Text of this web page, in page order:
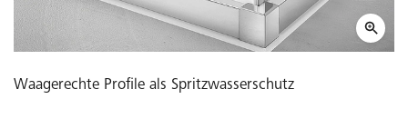
Waagerechte Profile als Spritzwasserschutz